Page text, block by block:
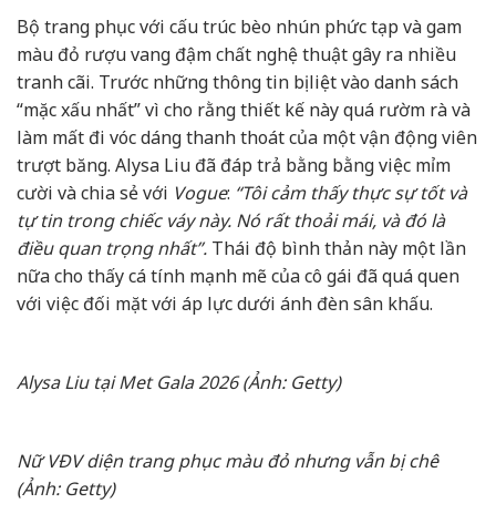
Bộ trang phục với cấu trúc bèo nhún phức tạp và gam
màu đỏ rượu vang đậm chất nghệ thuật gây ra nhiều
tranh cãi. Trước những thông tin bị liệt vào danh sách
“mặc xấu nhất” vì cho rằng thiết kế này quá rườm rà và
làm mất đi vóc dáng thanh thoát của một vận động viên
trượt băng. Alysa Liu đã đáp trả bằng bằng việc mỉm
cười và chia sẻ với Vogue: “Tôi cảm thấy thực sự tốt và
tự tin trong chiếc váy này. Nó rất thoải mái, và đó là
điều quan trọng nhất”. Thái độ bình thản này một lần
nữa cho thấy cá tính mạnh mẽ của cô gái đã quá quen
với việc đối mặt với áp lực dưới ánh đèn sân khấu.
Alysa Liu tại Met Gala 2026 (Ảnh: Getty)
Nữ VĐV diện trang phục màu đỏ nhưng vẫn bị chê
(Ảnh: Getty)